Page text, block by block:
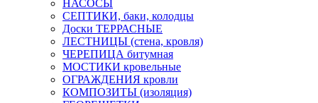
НАСОСЫ
СЕПТИКИ, баки, колодцы
Доски ТЕРРАСНЫЕ
ЛЕСТНИЦЫ (стена, кровля)
ЧЕРЕПИЦА битумная
МОСТИКИ кровельные
ОГРАЖДЕНИЯ кровли
КОМПОЗИТЫ (изоляция)